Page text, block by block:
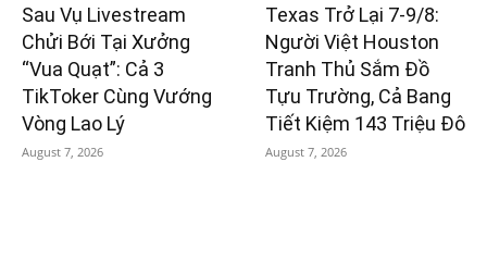
Sau Vụ Livestream
Chửi Bới Tại Xưởng
“Vua Quạt”: Cả 3
TikToker Cùng Vướng
Vòng Lao Lý
August 7, 2026
Texas Trở Lại 7-9/8:
Người Việt Houston
Tranh Thủ Sắm Đồ
Tựu Trường, Cả Bang
Tiết Kiệm 143 Triệu Đô
August 7, 2026